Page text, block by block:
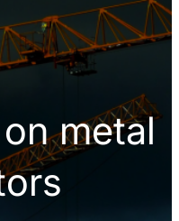
h
metal